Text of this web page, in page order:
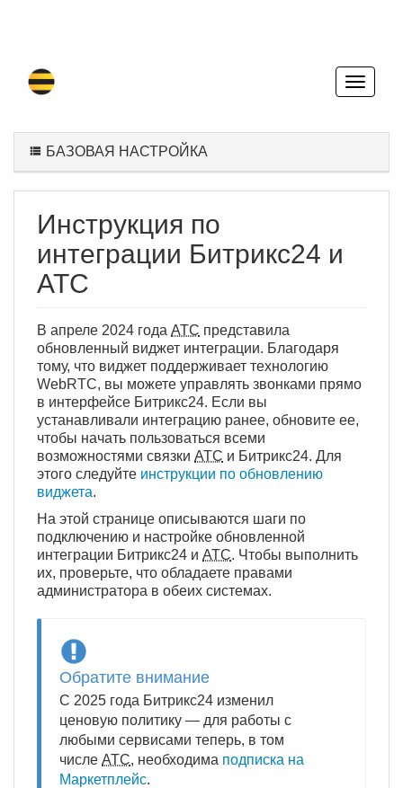
БАЗОВАЯ НАСТРОЙКА
Инструкция по
интеграции Битрикс24 и
АТС
В апреле 2024 года АТС представила
обновленный виджет интеграции. Благодаря
тому, что виджет поддерживает технологию
WebRTC, вы можете управлять звонками прямо
в интерфейсе Битрикс24. Если вы
устанавливали интеграцию ранее, обновите ее,
чтобы начать пользоваться всеми
возможностями связки АТС и Битрикс24. Для
этого следуйте инструкции по обновлению
виджета.
На этой странице описываются шаги по
подключению и настройке обновленной
интеграции Битрикс24 и АТС. Чтобы выполнить
их, проверьте, что обладаете правами
администратора в обеих системах.
Обратите внимание
С 2025 года Битрикс24 изменил
ценовую политику — для работы с
любыми сервисами теперь, в том
числе АТС, необходима подписка на
Маркетплейс.